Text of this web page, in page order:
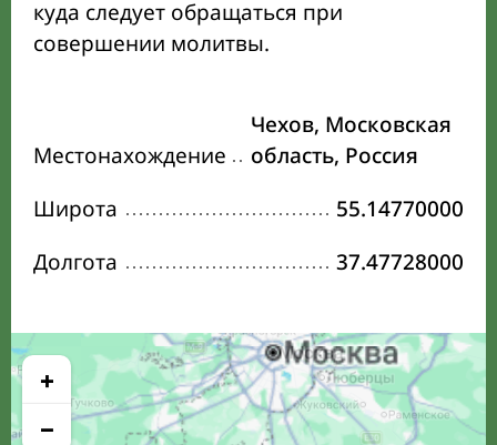
куда следует обращаться при
совершении молитвы.
Местонахождение
Чехов, Московская
область, Россия
Широта
55.14770000
Долгота
37.47728000
+
−